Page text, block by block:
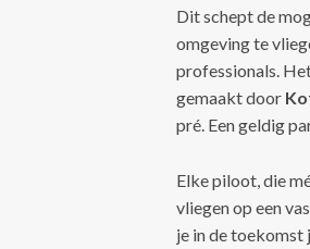
Dit schept de
omgeving te
professionals.
gemaakt door
pré. Een geldig
Elke piloot, die
vliegen op een
je in de toekomst